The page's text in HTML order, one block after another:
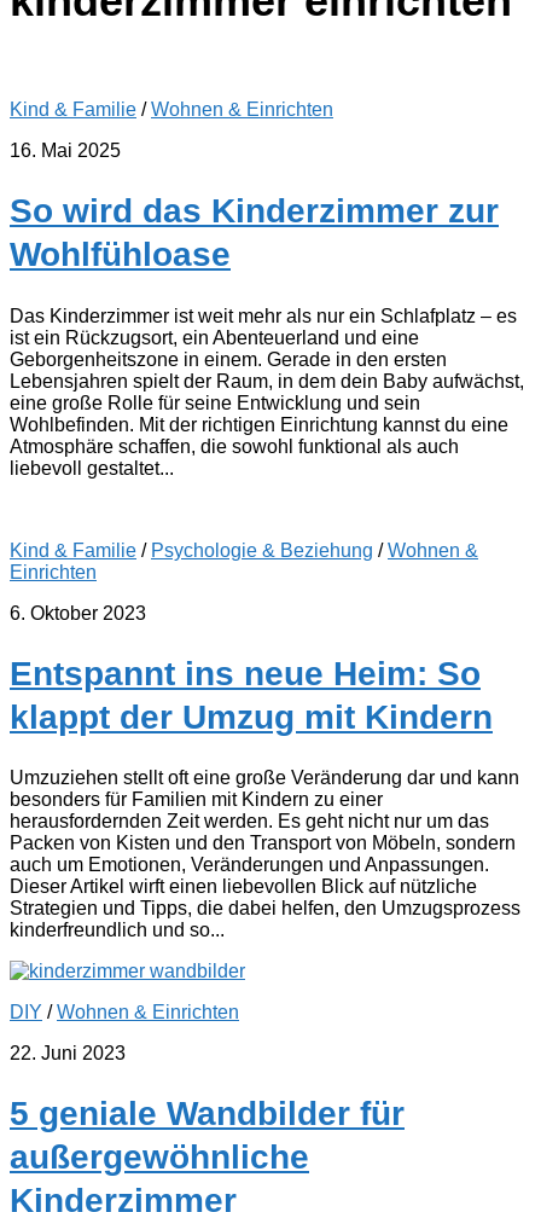
Kind & Familie /Wohnen & Einrichten
16. Mai 2025
So wird das Kinderzimmer zur
Wohlfühloase
Das Kinderzimmer ist weit mehr als nur ein Schlafplatz – es
ist ein Rückzugsort, ein Abenteuerland und eine
Geborgenheitszone in einem. Gerade in den ersten
Lebensjahren spielt der Raum, in dem dein Baby aufwächst,
eine große Rolle für seine Entwicklung und sein
Wohlbefinden. Mit der richtigen Einrichtung kannst du eine
Atmosphäre schaffen, die sowohl funktional als auch
liebevoll gestaltet...
Kind & Familie / Psychologie & Beziehung /Wohnen &
Einrichten
6. Oktober 2023
Entspannt ins neue Heim: So
klappt der Umzug mit Kindern
Umzuziehen stellt oft eine große Veränderung dar und kann
besonders für Familien mit Kindern zu einer
herausfordernden Zeit werden. Es geht nicht nur um das
Packen von Kisten und den Transport von Möbeln, sondern
auch um Emotionen, Veränderungen und Anpassungen.
Dieser Artikel wirft einen liebevollen Blick auf nützliche
Strategien und Tipps, die dabei helfen, den Umzugsprozess
kinderfreundlich und so...
DIY /Wohnen & Einrichten
22. Juni 2023
5 geniale Wandbilder für
außergewöhnliche
Kinderzimmer